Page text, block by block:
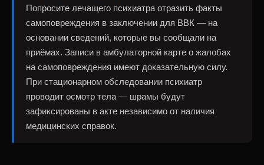
Попросите лечащего психиатра отразить факты
самоповреждения в заключении для ВВК — на
основании сведений, которые вы сообщали на
приёмах. Записи в амбулаторной карте о жалобах
на самоповреждения имеют доказательную силу.
При стационарном обследовании психиатр
проводит осмотр тела — шрамы будут
зафиксированы в акте независимо от наличия
медицинских справок.